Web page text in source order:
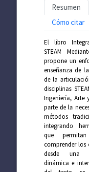
Resumen
Cómo citar
El libro
STEAM
propone un
enseñanza de
de la
disciplinas
Ingeniería, Arte
parte de la
métodos
integrando
que
comprender los
desde una
dinámica e